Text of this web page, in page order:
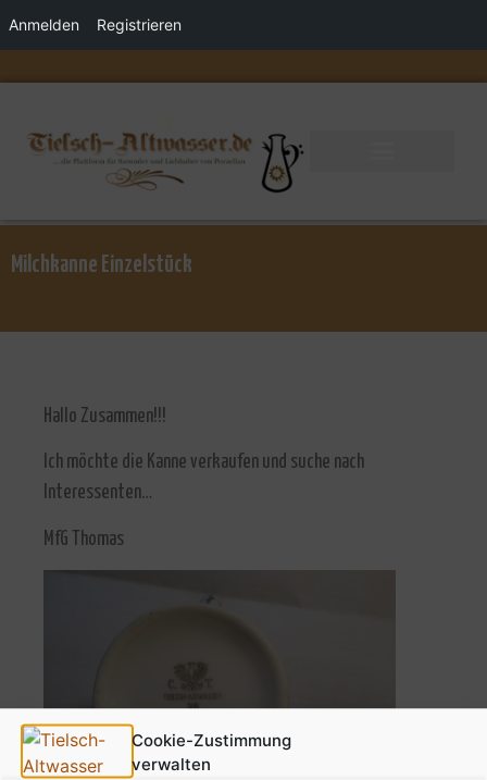
Cookie-Zustimmung
verwalten
Anmelden Registrieren
Milchkanne Einzelstück
Hallo Zusammen!!!
Ich möchte die Kanne verkaufen und suche nach
Interessenten…
MfG Thomas